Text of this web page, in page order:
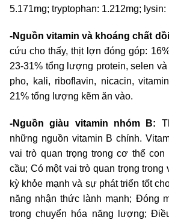
5.171mg; tryptophan: 1.212mg; lysin:
-Nguồn vitamin và khoáng chất
cứu cho thấy, thịt lợn đóng góp:
23-31% tổng lượng protein, selen
pho, kali, riboflavin, nicacin,
21% tổng lượng kẽm ăn vào.
-Nguồn giàu vitamin nhóm B:
những nguồn vitamin B chính.
vai trò quan trọng trong cơ thể
cầu; Có một vai trò quan trọng trong
kỳ khỏe mạnh và sự phát triển tốt
năng nhận thức lành mạnh; Đóng
trong chuyển hóa năng lượng;